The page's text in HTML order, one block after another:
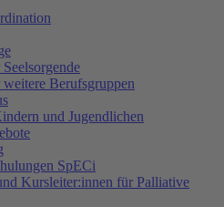
Berufsgruppen
und Jugendlichen
SpECi
Kursleiter:innen für Palliative